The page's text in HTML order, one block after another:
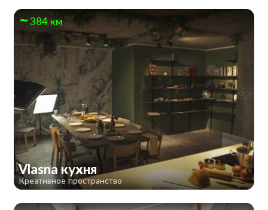
384 км
Vlasna кухня
Креативное пространство